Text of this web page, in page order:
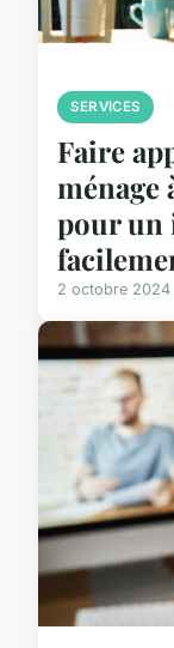
SERVICES
Faire
ménage
pour un
2 octobre 2024